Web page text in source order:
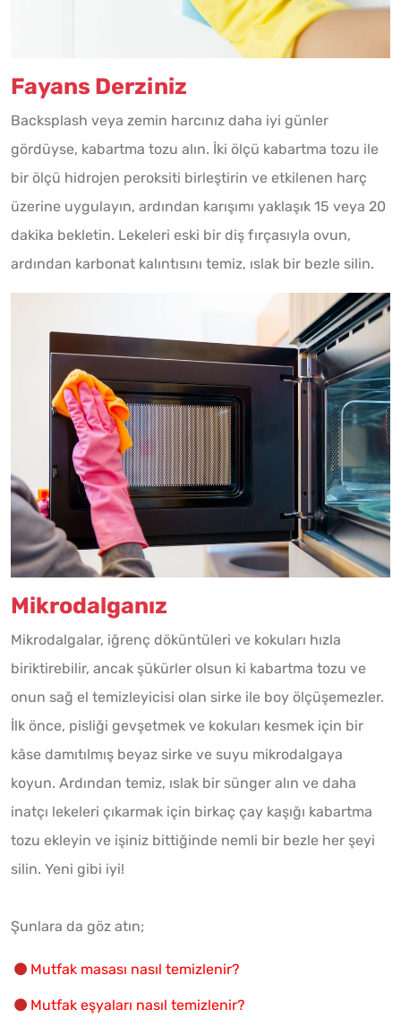
Fayans Derziniz
Backsplash veya zemin harcınız daha iyi günler
gördüyse, kabartma tozu alın. İki ölçü kabartma tozu ile
bir ölçü hidrojen peroksiti birleştirin ve etkilenen harç
üzerine uygulayın, ardından karışımı yaklaşık 15 veya 20
dakika bekletin. Lekeleri eski bir diş fırçasıyla ovun,
ardından karbonat kalıntısını temiz, ıslak bir bezle silin.
Mikrodalganız
Mikrodalgalar, iğrenç döküntüleri ve kokuları hızla
biriktirebilir, ancak şükürler olsun ki kabartma tozu ve
onun sağ el temizleyicisi olan sirke ile boy ölçüşemezler.
İlk önce, pisliği gevşetmek ve kokuları kesmek için bir
kâse damıtılmış beyaz sirke ve suyu mikrodalgaya
koyun. Ardından temiz, ıslak bir sünger alın ve daha
inatçı lekeleri çıkarmak için birkaç çay kaşığı kabartma
tozu ekleyin ve işiniz bittiğinde nemli bir bezle her şeyi
silin. Yeni gibi iyi!
Şunlara da göz atın;
Mutfak masası nasıl temizlenir?
Mutfak eşyaları nasıl temizlenir?